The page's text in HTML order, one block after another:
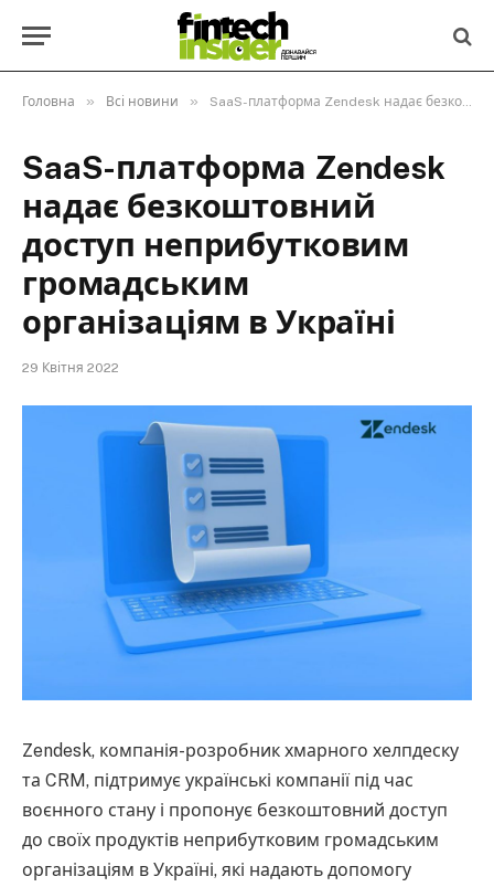
Головна » Всі новини » SaaS-платформа Zendesk надає безкоштовний доступ неприбутковим громадським організаціям в Україні
SaaS-платформа Zendesk
надає безкоштовний
доступ неприбутковим
громадським
організаціям в Україні
29 Квітня 2022
Zendesk, компанія-розробник хмарного хелпдеску
та CRM, підтримує українські компанії під час
воєнного стану і пропонує безкоштовний доступ
до своїх продуктів неприбутковим громадським
організаціям в Україні, які надають допомогу